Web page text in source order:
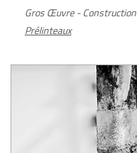
Gros Œuvre - Construction
Prélinteaux